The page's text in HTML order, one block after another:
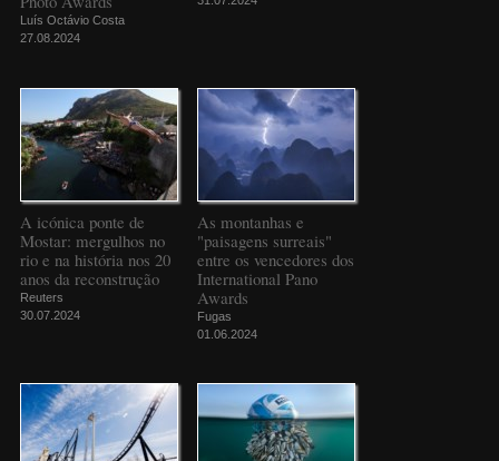
Luís Octávio Costa
27.08.2024
A icónica ponte de
Mostar: mergulhos no
rio e na história nos 20
anos da reconstrução
Reuters
30.07.2024
As montanhas e
"paisagens surreais"
entre os vencedores dos
International Pano
Awards
Fugas
01.06.2024